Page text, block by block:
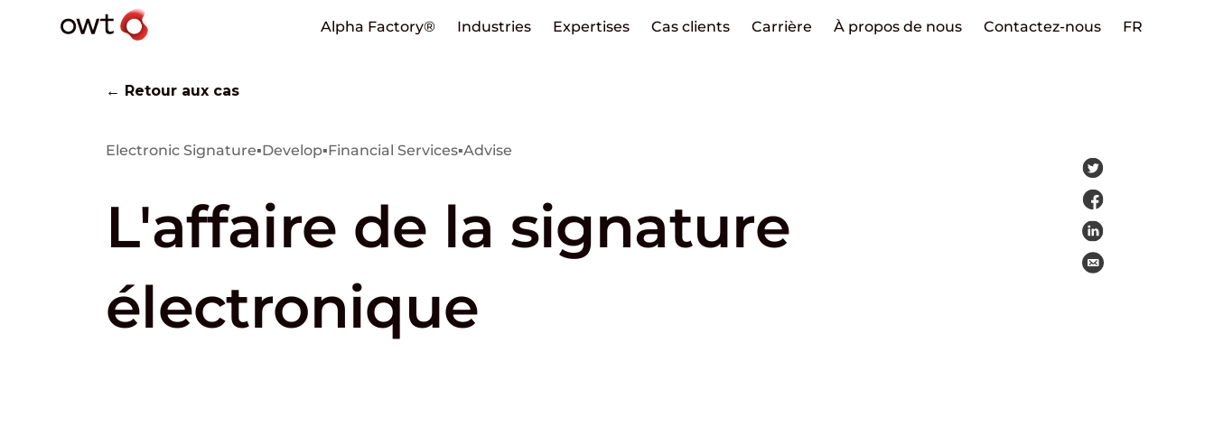
Alpha Factory® Industries Expertises Cas clients Carrière À propos de nous Contactez-nous FR
← Retour aux cas
Electronic Signature▪Develop▪Financial Services▪Advise
L'affaire de la signature
électronique